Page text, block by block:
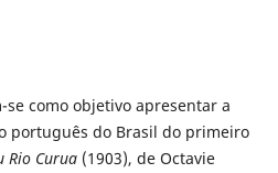
como objetivo apresentar a
português do Brasil do primeiro
Rio Curua (1903), de Octavie